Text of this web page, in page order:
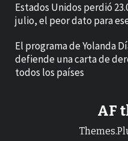
Estados Unidos perdió
julio, el peor dato para
El programa de Yolanda
defiende una carta de
todos los países
AF